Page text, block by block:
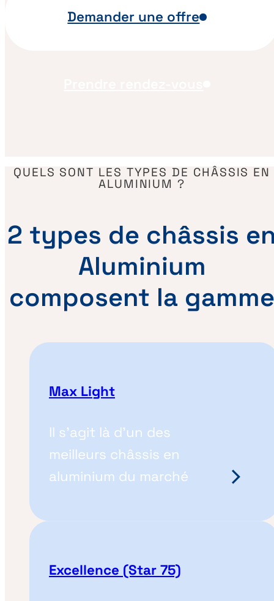
Demander une offre
QUELS SONT LES TYPES DE CHÂSSIS EN
ALUMINIUM ?
2 types de châssis
Aluminium
composent la gamme
Max Light
Il s'agit là d'un des
meilleurs châssis en
aluminium du marché
Excellence (Star 75)